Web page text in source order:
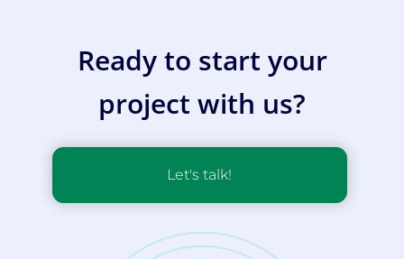
Ready to start your
project with us?
Let's talk!